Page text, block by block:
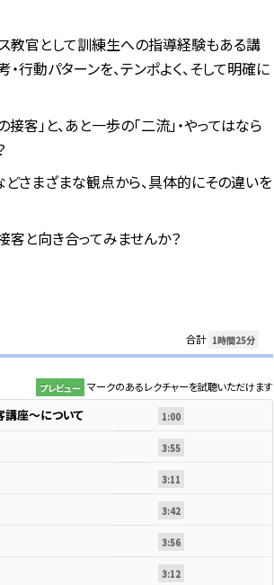
教官として訓練生への指導経験もある講
・行動パターンを、テンポよく、そして明確に
」と、あと一歩の「二流」・やってはなら
さまざまな観点から、具体的にその違いを
客と向き合ってみませんか？
合計 1時間25分
プレビュー マークのあるレクチャーを試聴いただけます
講座～について 1:00
3:55
3:11
3:42
3:56
3:12